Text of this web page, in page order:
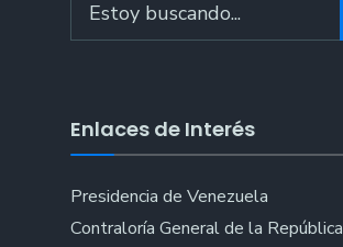
for:
Enlaces de Interés
Presidencia de Venezuela
Contraloría General de la República